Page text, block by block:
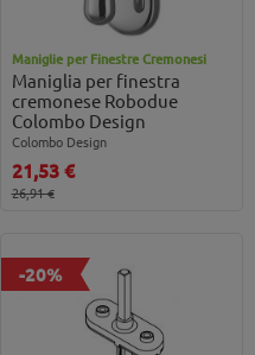
Maniglie per Finestre Cremonesi
Maniglia per finestra
cremonese Robodue
Colombo Design
Colombo Design
21,53 €
26,91 €
-20%